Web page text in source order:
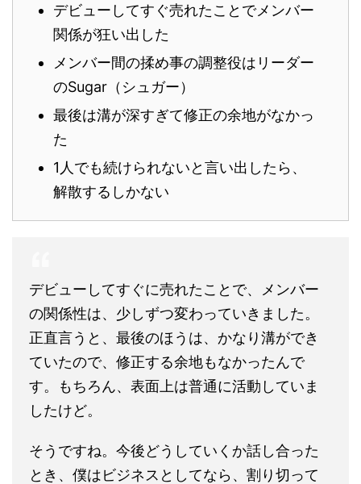
デビューしてすぐ売れたことでメンバー
関係が狂い出した
メンバー間の揉め事の調整役はリーダー
のSugar（シュガー）
最後は溝が深すぎて修正の余地がなかっ
た
1人でも続けられないと言い出したら、
解散するしかない
デビューしてすぐに売れたことで、メンバー
の関係性は、少しずつ変わっていきました。
正直言うと、最後のほうは、かなり溝ができ
ていたので、修正する余地もなかったんで
す。もちろん、表面上は普通に活動していま
したけど。
そうですね。今後どうしていくか話し合った
とき、僕はビジネスとしてなら、割り切って